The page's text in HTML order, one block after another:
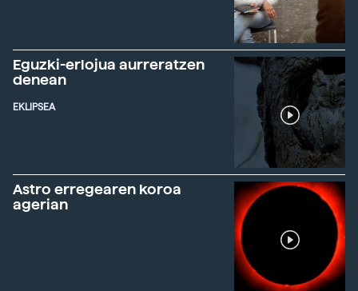
Eguzki-erlojua aurreratzen
denean
EKLIPSEA
Astro erregearen koroa
agerian